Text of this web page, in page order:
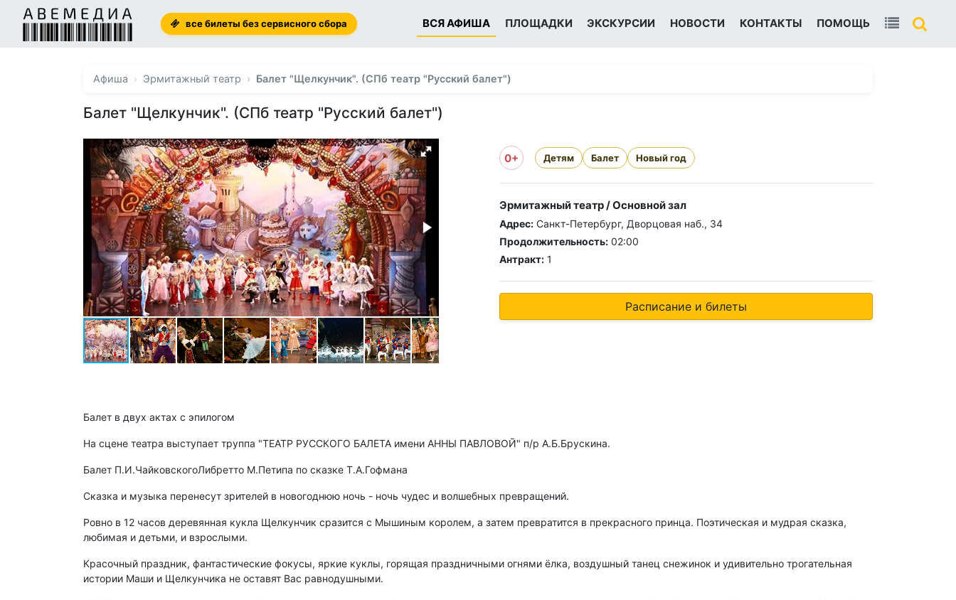
все билеты без сервисного сбора ВСЯ АФИША ПЛОЩАДКИ ЭКСКУРСИИ НОВОСТИ КОНТАКТЫ ПОМОЩЬ
Афиша Эрмитажный театр Балет "Щелкунчик". (СПб театр "Русский балет")
Балет "Щелкунчик". (СПб театр "Русский балет")
0+ Детям Балет Новый год
Эрмитажный театр / Основной зал
Адрес: Санкт-Петербург, Дворцовая наб., 34
Продолжительность: 02:00
Антракт: 1
Расписание и билеты
Балет в двух актах с эпилогом
На сцене театра выступает труппа "ТЕАТР РУССКОГО БАЛЕТА имени АННЫ ПАВЛОВОЙ" п/р А.Б.Брускина.
Балет П.И.ЧайковскогоЛибретто М.Петипа по сказке T.A.Гофмана
Сказка и музыка перенесут зрителей в новогоднюю ночь - ночь чудес и волшебных превращений.
Ровно в 12 часов деревянная кукла Щелкунчик сразится с Мышиным королем, а затем превратится в прекрасного принца. Поэтическая и мудрая сказка,
любимая и детьми, и взрослыми.
Красочный праздник, фантастические фокусы, яркие куклы, горящая праздничными огнями ёлка, воздушный танец снежинок и удивительно трогательная
истории Маши и Щелкунчика не оставят Вас равнодушными.